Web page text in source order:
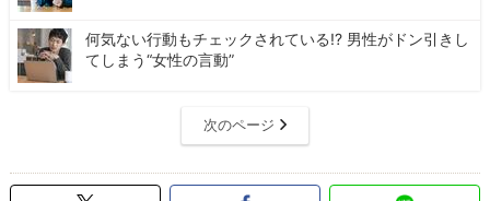
何気ない行動もチェックされている!? 男性がドン引きし
てしまう“女性の言動”
次のページ